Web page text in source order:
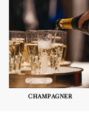
CHAMPAGNER